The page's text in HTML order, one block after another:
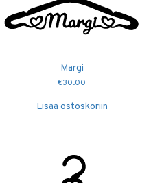
Margi
€30.00
Lisää ostoskoriin